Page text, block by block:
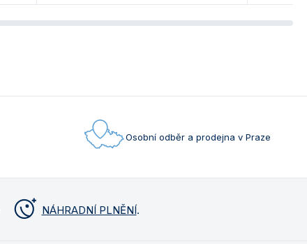
Osobní odběr a prodejna v Praze
NÁHRADNÍ PLNĚNÍ.